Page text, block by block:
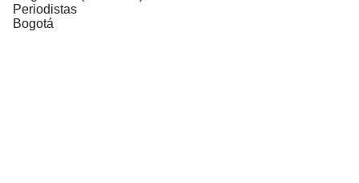
Periodistas
Bogotá